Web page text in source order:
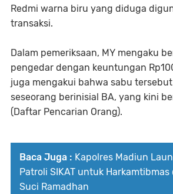
Redmi warna biru yang diduga
transaksi.
Dalam pemeriksaan, MY mengaku
pengedar dengan keuntungan
juga mengakui bahwa sabu
seseorang berinisial BA, yang kini
(Daftar Pencarian Orang).
Baca Juga : Kapolres Madiun
Patroli SIKAT untuk Harkamtibmas
Suci Ramadhan